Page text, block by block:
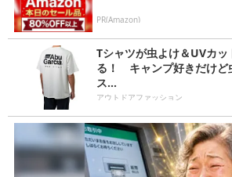
PR(Amazon)
Tシャツが虫よけ＆UVカ
る！ キャンプ好きだけど
ス...
アウトドアファッション